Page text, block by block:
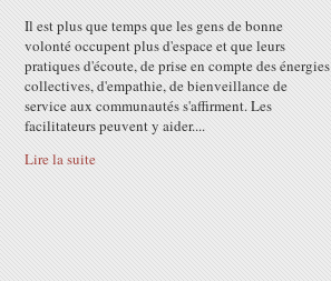
Il est plus que temps que les gens de bonne
volonté occupent plus d'espace et que leurs
pratiques d'écoute, de prise en compte des énergies
collectives, d'empathie, de bienveillance de
service aux communautés s'affirment. Les
facilitateurs peuvent y aider....
Lire la suite